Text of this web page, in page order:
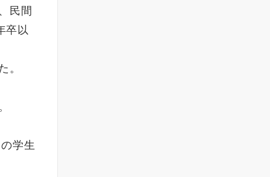
民間
卒以
。
学生